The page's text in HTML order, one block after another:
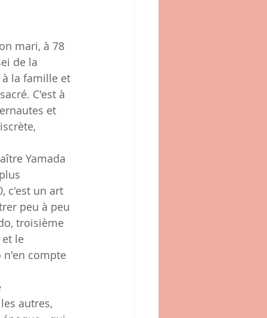
mari, à 78
de la
à la famille et
C'est à
et
Yamada
c'est un art
peu à peu
troisième
le
n'en compte
autres,